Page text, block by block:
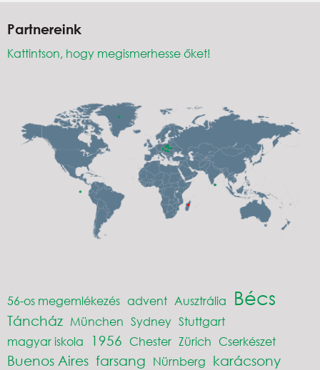
Partnereink
Kattintson, hogy megismerhesse őket!
56-os megemlékezés advent Ausztrália Bécs
Táncház München Sydney Stuttgart
magyar iskola
1956 Chester Zürich Cserkészet
Buenos Aires farsang Nürnberg karácsony